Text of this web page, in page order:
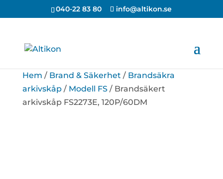
040-22 83 80 info@altikon.se
Hem / Brand & Säkerhet / Brandsäkra
arkivskåp/ Modell FS/ Brandsäkert
arkivskåp FS2273E, 120P/60DM